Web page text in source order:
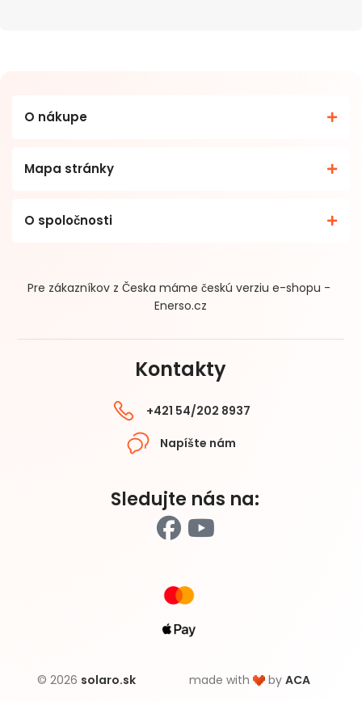
O nákupe
Mapa stránky
O spoločnosti
Pre zákazníkov z Česka máme českú verziu e-shopu -
Enerso.cz
Kontakty
+421 54/202 8937
Napíšte nám
Sledujte nás na:
© 2026 solaro.sk made with by ACA